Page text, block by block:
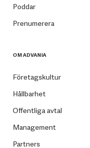
Poddar
Prenumerera
OM ADVANIA
Företagskultur
Hållbarhet
Offentliga avtal
Management
Partners